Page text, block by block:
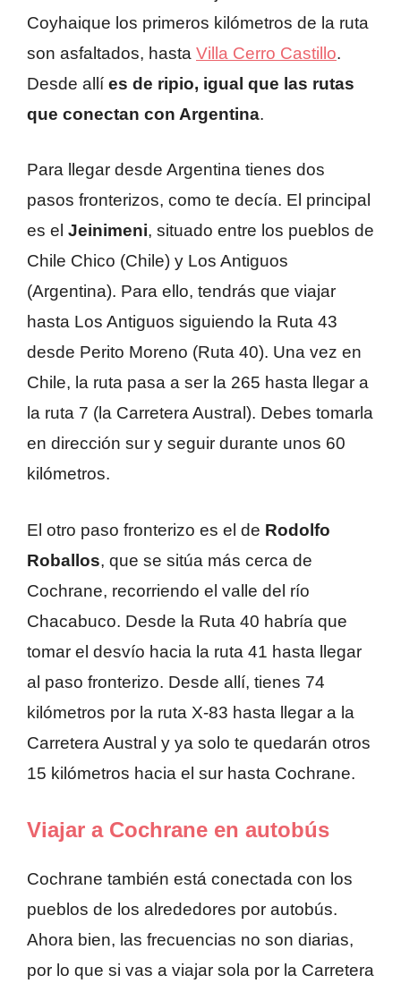
Coyhaique los primeros kilómetros de la ruta
son asfaltados, hasta Villa Cerro Castillo.
Desde allí es de ripio, igual que las rutas
que conectan con Argentina.
Para llegar desde Argentina tienes dos
pasos fronterizos, como te decía. El principal
es el Jeinimeni, situado entre los pueblos de
Chile Chico (Chile) y Los Antiguos
(Argentina). Para ello, tendrás que viajar
hasta Los Antiguos siguiendo la Ruta 43
desde Perito Moreno (Ruta 40). Una vez en
Chile, la ruta pasa a ser la 265 hasta llegar a
la ruta 7 (la Carretera Austral). Debes tomarla
en dirección sur y seguir durante unos 60
kilómetros.
El otro paso fronterizo es el de Rodolfo
Roballos, que se sitúa más cerca de
Cochrane, recorriendo el valle del río
Chacabuco. Desde la Ruta 40 habría que
tomar el desvío hacia la ruta 41 hasta llegar
al paso fronterizo. Desde allí, tienes 74
kilómetros por la ruta X-83 hasta llegar a la
Carretera Austral y ya solo te quedarán otros
15 kilómetros hacia el sur hasta Cochrane.
Viajar a Cochrane en autobús
Cochrane también está conectada con los
pueblos de los alrededores por autobús.
Ahora bien, las frecuencias no son diarias,
por lo que si vas a viajar sola por la Carretera